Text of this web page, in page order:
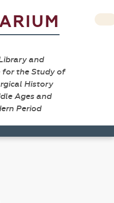
and
for the Study of
History
Ages and
Period